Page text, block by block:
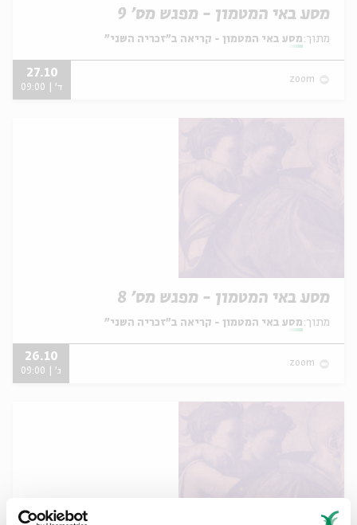
מסע באי המטמון - מפגש מס' 9
מתוך: מסע באי המטמון - קריאה ב"זכריה השני"
zoom
27.10
ד' | 09:00
מסע באי המטמון - מפגש מס' 8
מתוך: מסע באי המטמון - קריאה ב"זכריה השני"
zoom
26.10
ג' | 09:00